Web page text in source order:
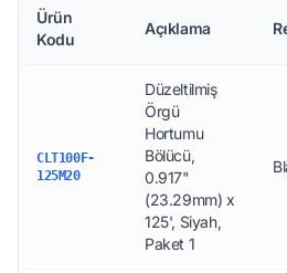
Ürün
Kodu
Açıklama
CLT100F-
125M20
Düzeltilmiş
Örgü
Hortumu
Bölücü,
0.917"
(23.29mm) x
125', Siyah,
Paket 1